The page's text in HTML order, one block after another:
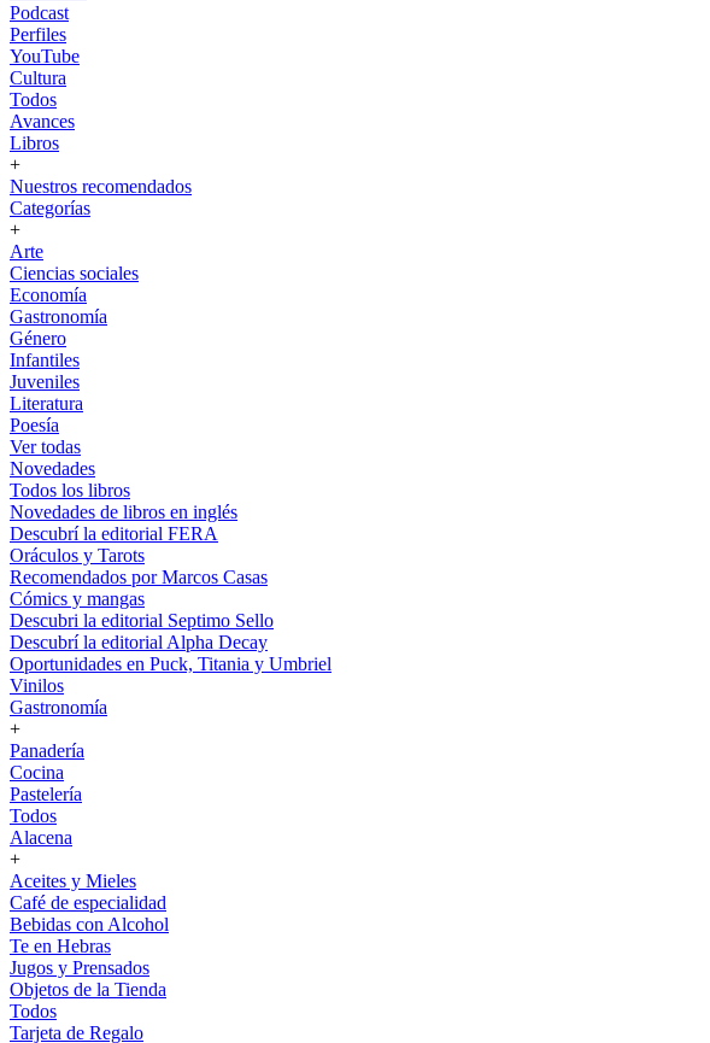
Podcast
Perfiles
YouTube
Cultura
Todos
Avances
Libros
+
Nuestros recomendados
Categorías
+
Arte
Ciencias sociales
Economía
Gastronomía
Género
Infantiles
Juveniles
Literatura
Poesía
Ver todas
Novedades
Todos los libros
Novedades de libros en inglés
Descubrí la editorial FERA
Oráculos y Tarots
Recomendados por Marcos Casas
Cómics y mangas
Descubri la editorial Septimo Sello
Descubrí la editorial Alpha Decay
Oportunidades en Puck, Titania y Umbriel
Vinilos
Gastronomía
+
Panadería
Cocina
Pastelería
Todos
Alacena
+
Aceites y Mieles
Café de especialidad
Bebidas con Alcohol
Te en Hebras
Jugos y Prensados
Objetos de la Tienda
Todos
Tarjeta de Regalo